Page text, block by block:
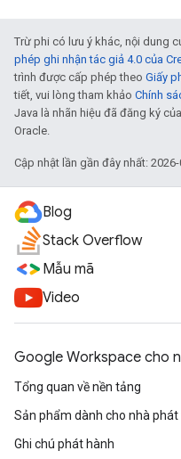
Trừ phi có lưu ý khác, nội dung
phép ghi nhận tác giả 4.0 của
trình được cấp phép theo Giấy
tiết, vui lòng tham khảo Chính
Java là nhãn hiệu đã đăng ký
Oracle.
Cập nhật lần gần đây nhất: 2026-
Blog
Stack Overflow
Mẫu mã
Video
Google Workspace cho
Tổng quan về nền tảng
Sản phẩm dành cho nhà phát
Ghi chú phát hành